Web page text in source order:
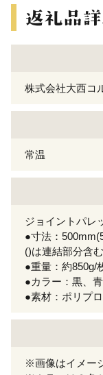
株式会社大西コ
常温
ジョイントパレ
●寸法：
()は連結部分含
●重量：約850g/
●カラー：黒、
●素材：ポリプ
※画像はイメー